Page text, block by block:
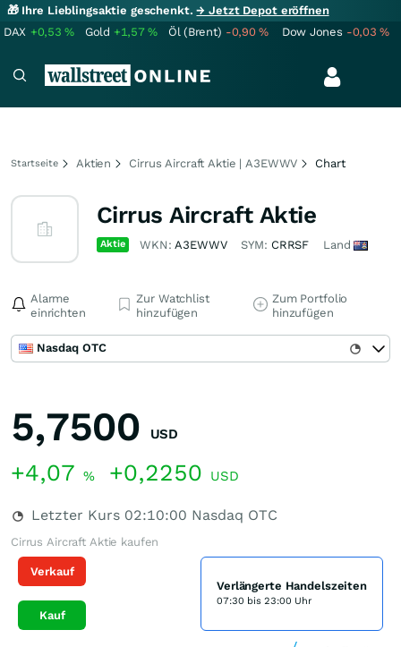
🎁 Ihre Lieblingsaktie geschenkt.→ Jetzt Depot eröffnen
DAX +0,53% Gold +1,57% Öl (Brent) -0,90% Dow Jones -0,03%
Startseite Aktien Cirrus Aircraft Aktie | A3EWWV Chart
Cirrus Aircraft Aktie
Aktie WKN:A3EWWV SYM: CRRSF Land
Alarme
einrichten
Zur Watchlist
hinzufügen
Zum Portfolio
hinzufügen
Nasdaq OTC
5,7500 USD
+4,07 % +0,2250 USD
Letzter Kurs 02:10:00 Nasdaq OTC
Cirrus Aircraft Aktie kaufen
Verkauf
Kauf
Verlängerte Handelszeiten
07:30 bis 23:00 Uhr